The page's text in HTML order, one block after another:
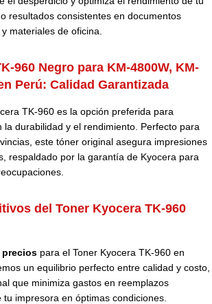
resultados consistentes en documentos
materiales de oficina.
960 Negro para KM-4800W, KM-
Perú: Calidad Garantizada
TK-960 es la opción preferida para
la durabilidad y el rendimiento. Perfecto para
este tóner original asegura impresiones
respaldado por la garantía de Kyocera para
del Toner Kyocera TK-960
precios para el Toner Kyocera TK-960 en
un equilibrio perfecto entre calidad y costo,
que minimiza gastos en reemplazos
impresora en óptimas condiciones.